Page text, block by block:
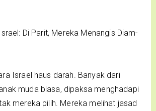
Di Parit, Mereka Menangis Diam-
Israel haus darah. Banyak dari
muda biasa, dipaksa menghadapi
mereka pilih. Mereka melihat jasad